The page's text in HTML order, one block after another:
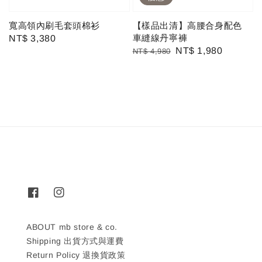
寬高領內刷毛套頭棉衫
Regular
NT$ 3,380
【樣品出清】高腰合身配色
車縫線丹寧褲
Regular
NT$ 4,980
Sale
NT$ 1,980
ABOUT mb store & co.
Shipping 出貨方式與運費
Return Policy 退換貨政策